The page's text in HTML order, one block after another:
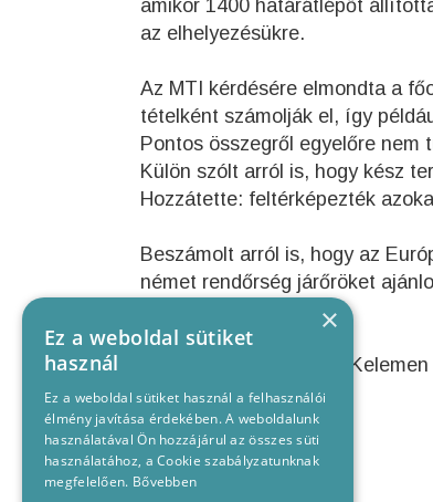
amikor 1400 határátlépőt
az elhelyezésükre.
Az MTI kérdésére elmondta a
tételként számolják el, így
Pontos összegről egyelőre nem
Külön szólt arról is, hogy kész
Hozzátette: feltérképezték
Beszámolt arról is, hogy az
német rendőrség járőröket
Főoldali kép: MTI Fotó:
×
Ez a weboldal sütiket
használ
Ez a weboldal sütiket használ a felhasználói
élmény javítása érdekében. A weboldalunk
használatával Ön hozzájárul az összes süti
használatához, a Cookie szabályzatunknak
megfelelően. Bővebben